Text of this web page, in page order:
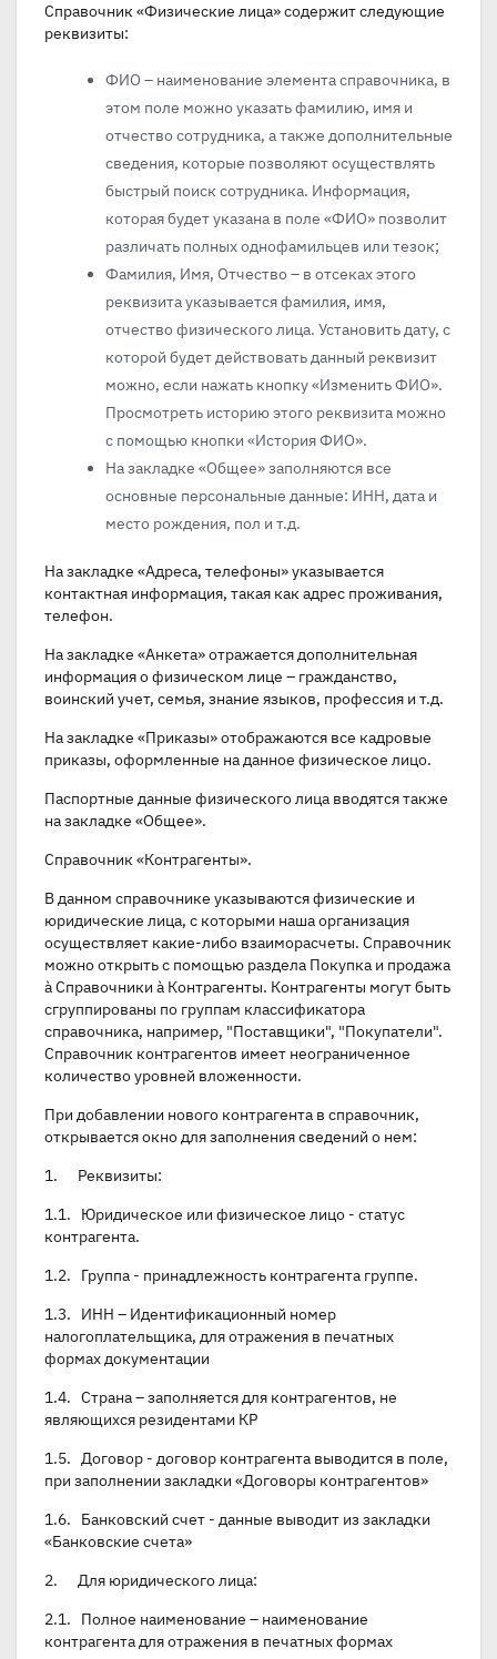
Справочник «Физические лица» содержит следующие
реквизиты:
ФИО – наименование элемента справочника, в
этом поле можно указать фамилию, имя и
отчество сотрудника, а также дополнительные
сведения, которые позволяют осуществлять
быстрый поиск сотрудника. Информация,
которая будет указана в поле «ФИО» позволит
различать полных однофамильцев или тезок;
Фамилия, Имя, Отчество – в отсеках этого
реквизита указывается фамилия, имя,
отчество физического лица. Установить дату, с
которой будет действовать данный реквизит
можно, если нажать кнопку «Изменить ФИО».
Просмотреть историю этого реквизита можно
с помощью кнопки «История ФИО».
На закладке «Общее» заполняются все
основные персональные данные: ИНН, дата и
место рождения, пол и т.д.
На закладке «Адреса, телефоны» указывается
контактная информация, такая как адрес проживания,
телефон.
На закладке «Анкета» отражается дополнительная
информация о физическом лице – гражданство,
воинский учет, семья, знание языков, профессия и т.д.
На закладке «Приказы» отображаются все кадровые
приказы, оформленные на данное физическое лицо.
Паспортные данные физического лица вводятся также
на закладке «Общее».
Справочник «Контрагенты».
В данном справочнике указываются физические и
юридические лица, с которыми наша организация
осуществляет какие-либо взаиморасчеты. Справочник
можно открыть с помощью раздела Покупка и продажа
à Справочники à Контрагенты. Контрагенты могут быть
сгруппированы по группам классификатора
справочника, например, "Поставщики", "Покупатели".
Справочник контрагентов имеет неограниченное
количество уровней вложенности.
При добавлении нового контрагента в справочник,
открывается окно для заполнения сведений о нем:
1. Реквизиты:
1.1. Юридическое или физическое лицо - статус
контрагента.
1.2. Группа - принадлежность контрагента группе.
1.3. ИНН – Идентификационный номер
налогоплательщика, для отражения в печатных
формах документации
1.4. Страна – заполняется для контрагентов, не
являющихся резидентами КР
1.5. Договор - договор контрагента выводится в поле,
при заполнении закладки «Договоры контрагентов»
1.6. Банковский счет - данные выводит из закладки
«Банковские счета»
2. Для юридического лица:
2.1. Полное наименование – наименование
контрагента для отражения в печатных формах